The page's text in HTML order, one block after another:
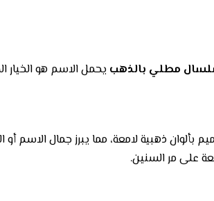
مطلي بالذهب يحمل الاسم هو الخيار
ذهبية لامعة، مما يبرز جمال الاسم
على مر السنين.